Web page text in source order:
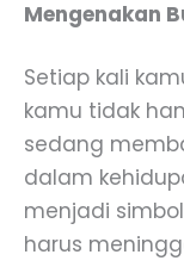
Mengenakan
Setiap kali
kamu tidak
sedang
dalam
menjadi
harus